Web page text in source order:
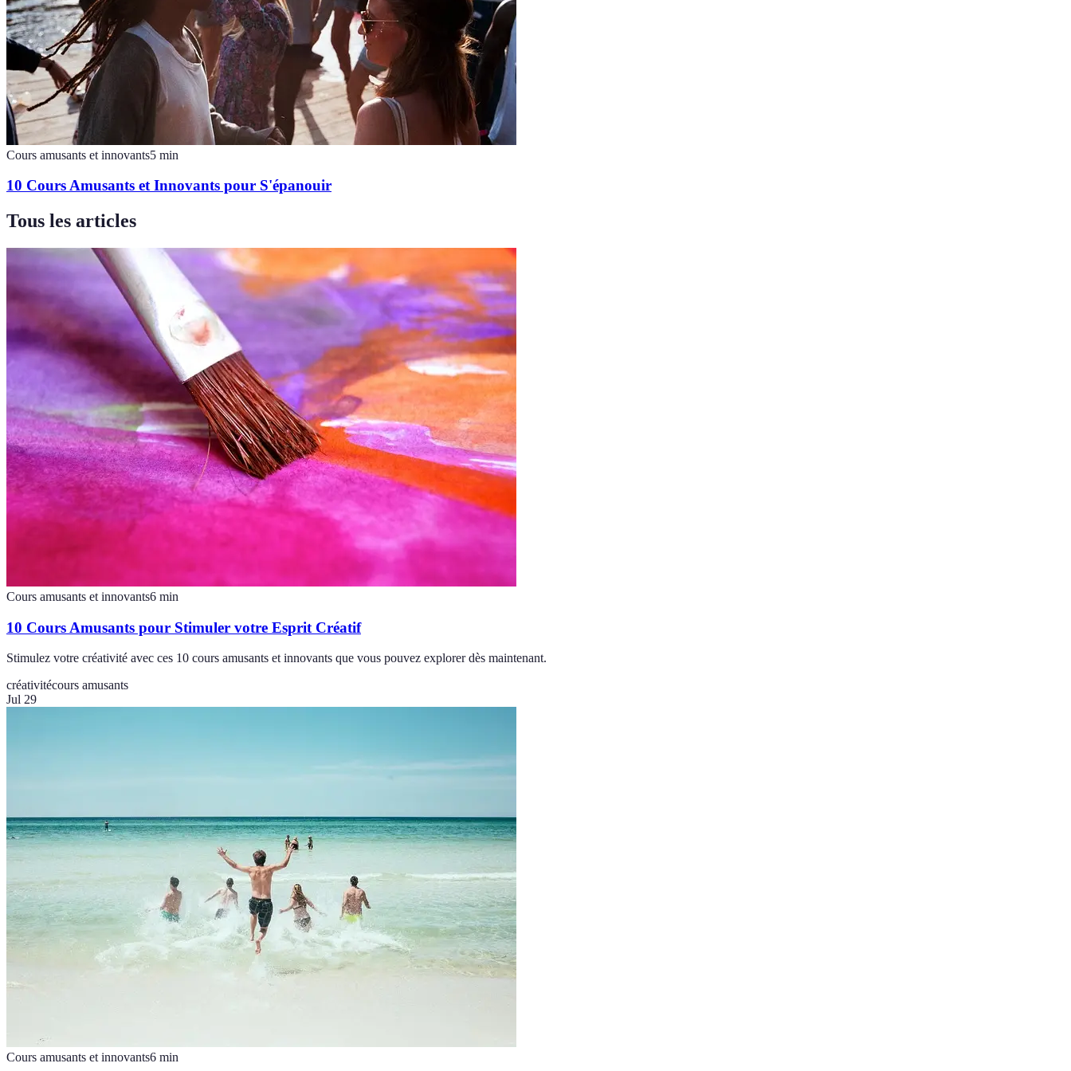
Cours amusants et innovants5 min
10 Cours Amusants et Innovants pour S'épanouir
Tous les articles
Cours amusants et innovants6 min
10 Cours Amusants pour Stimuler votre Esprit Créatif
Stimulez votre créativité avec ces 10 cours amusants et innovants que vous pouvez explorer dès maintenant.
créativitécours amusants
Jul 29
Cours amusants et innovants6 min